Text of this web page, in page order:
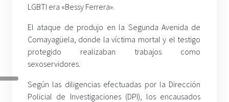
LGBTI era «Bessy Ferrera».
El ataque de produjo en la Segunda Avenida de
Comayagüela, donde la víctima mortal y el testigo
protegido realizaban trabajos como
sexoservidores.
Según las diligencias efectuadas por la Dirección
Policial de Investigaciones (DPI), los encausados